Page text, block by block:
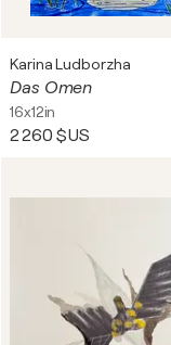
Karina Ludborzha
Das Omen
16x12in
2 260 $US